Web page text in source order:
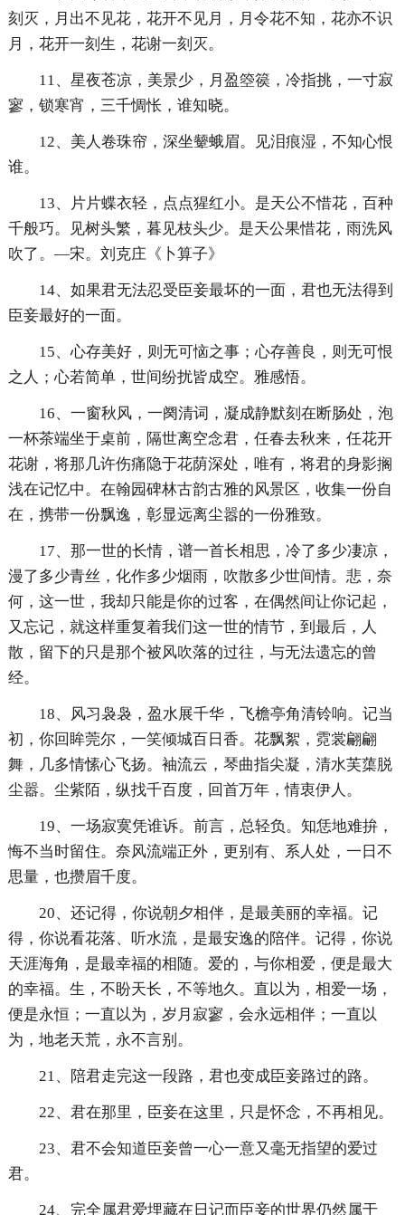
刻灭，月出不见花，花开不见月，月令花不知，花亦不识
月，花开一刻生，花谢一刻灭。
11、星夜苍凉，美景少，月盈箜篌，冷指挑，一寸寂
寥，锁寒宵，三千惆怅，谁知晓。
12、美人卷珠帘，深坐颦蛾眉。见泪痕湿，不知心恨
谁。
13、片片蝶衣轻，点点猩红小。是天公不惜花，百种
千般巧。见树头繁，暮见枝头少。是天公果惜花，雨洗风
吹了。—宋。刘克庄《卜算子》
14、如果君无法忍受臣妾最坏的一面，君也无法得到
臣妾最好的一面。
15、心存美好，则无可恼之事；心存善良，则无可恨
之人；心若简单，世间纷扰皆成空。雅感悟。
16、一窗秋风，一阕清词，凝成静默刻在断肠处，泡
一杯茶端坐于桌前，隔世离空念君，任春去秋来，任花开
花谢，将那几许伤痛隐于花荫深处，唯有，将君的身影搁
浅在记忆中。在翰园碑林古韵古雅的风景区，收集一份自
在，携带一份飘逸，彰显远离尘嚣的一份雅致。
17、那一世的长情，谱一首长相思，冷了多少凄凉，
漫了多少青丝，化作多少烟雨，吹散多少世间情。悲，奈
何，这一世，我却只能是你的过客，在偶然间让你记起，
又忘记，就这样重复着我们这一世的情节，到最后，人
散，留下的只是那个被风吹落的过往，与无法遗忘的曾
经。
18、风习袅袅，盈水展千华，飞檐亭角清铃响。记当
初，你回眸莞尔，一笑倾城百日香。花飘絮，霓裳翩翩
舞，几多情愫心飞扬。袖流云，琴曲指尖凝，清水芙蕖脱
尘嚣。尘紫陌，纵找千百度，回首万年，情衷伊人。
19、一场寂寞凭谁诉。前言，总轻负。知恁地难拚，
悔不当时留住。奈风流端正外，更别有、系人处，一日不
思量，也攒眉千度。
20、还记得，你说朝夕相伴，是最美丽的幸福。记
得，你说看花落、听水流，是最安逸的陪伴。记得，你说
天涯海角，是最幸福的相随。爱的，与你相爱，便是最大
的幸福。生，不盼天长，不等地久。直以为，相爱一场，
便是永恒；一直以为，岁月寂寥，会永远相伴；一直以
为，地老天荒，永不言别。
21、陪君走完这一段路，君也变成臣妾路过的路。
22、君在那里，臣妾在这里，只是怀念，不再相见。
23、君不会知道臣妾曾一心一意又毫无指望的爱过
君。
24、完全属君爱埋藏在日记而臣妾的世界仍然属于